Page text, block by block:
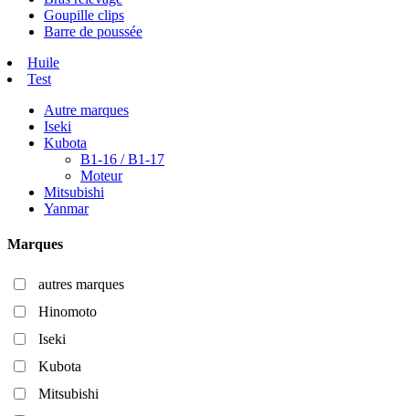
Goupille clips
Barre de poussée
Huile
Test
Autre marques
Iseki
Kubota
B1-16 / B1-17
Moteur
Mitsubishi
Yanmar
Marques
autres marques
Hinomoto
Iseki
Kubota
Mitsubishi